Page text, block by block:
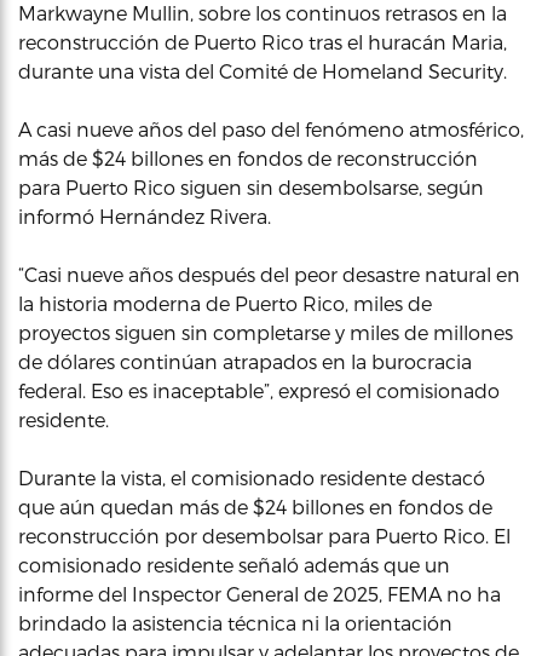
Markwayne Mullin, sobre los continuos retrasos en la
reconstrucción de Puerto Rico tras el huracán Maria,
durante una vista del Comité de Homeland Security.
A casi nueve años del paso del fenómeno atmosférico,
más de $24 billones en fondos de reconstrucción
para Puerto Rico siguen sin desembolsarse, según
informó Hernández Rivera.
“Casi nueve años después del peor desastre natural en
la historia moderna de Puerto Rico, miles de
proyectos siguen sin completarse y miles de millones
de dólares continúan atrapados en la burocracia
federal. Eso es inaceptable”, expresó el comisionado
residente.
Durante la vista, el comisionado residente destacó
que aún quedan más de $24 billones en fondos de
reconstrucción por desembolsar para Puerto Rico. El
comisionado residente señaló además que un
informe del Inspector General de 2025, FEMA no ha
brindado la asistencia técnica ni la orientación